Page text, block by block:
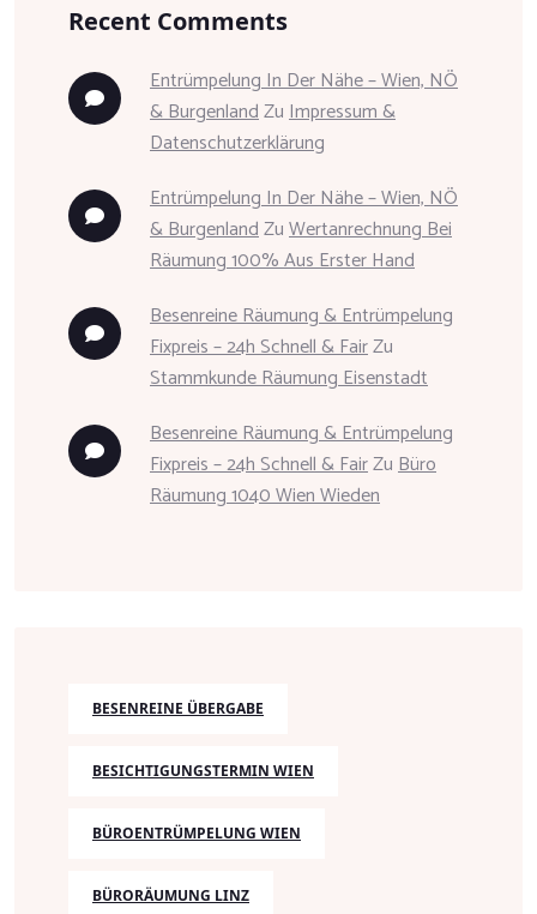
Recent Comments
Entrümpelung In Der Nähe – Wien, NÖ
& BurgenlandZuImpressum &
Datenschutzerklärung
Entrümpelung In Der Nähe – Wien, NÖ
& BurgenlandZuWertanrechnung Bei
Räumung 100% Aus Erster Hand
Besenreine Räumung & Entrümpelung
Fixpreis – 24h Schnell & FairZu
Stammkunde Räumung Eisenstadt
Besenreine Räumung & Entrümpelung
Fixpreis – 24h Schnell & FairZuBüro
Räumung 1040 Wien Wieden
BESENREINE ÜBERGABE
BESICHTIGUNGSTERMIN WIEN
BÜROENTRÜMPELUNG WIEN
BÜRORÄUMUNG LINZ